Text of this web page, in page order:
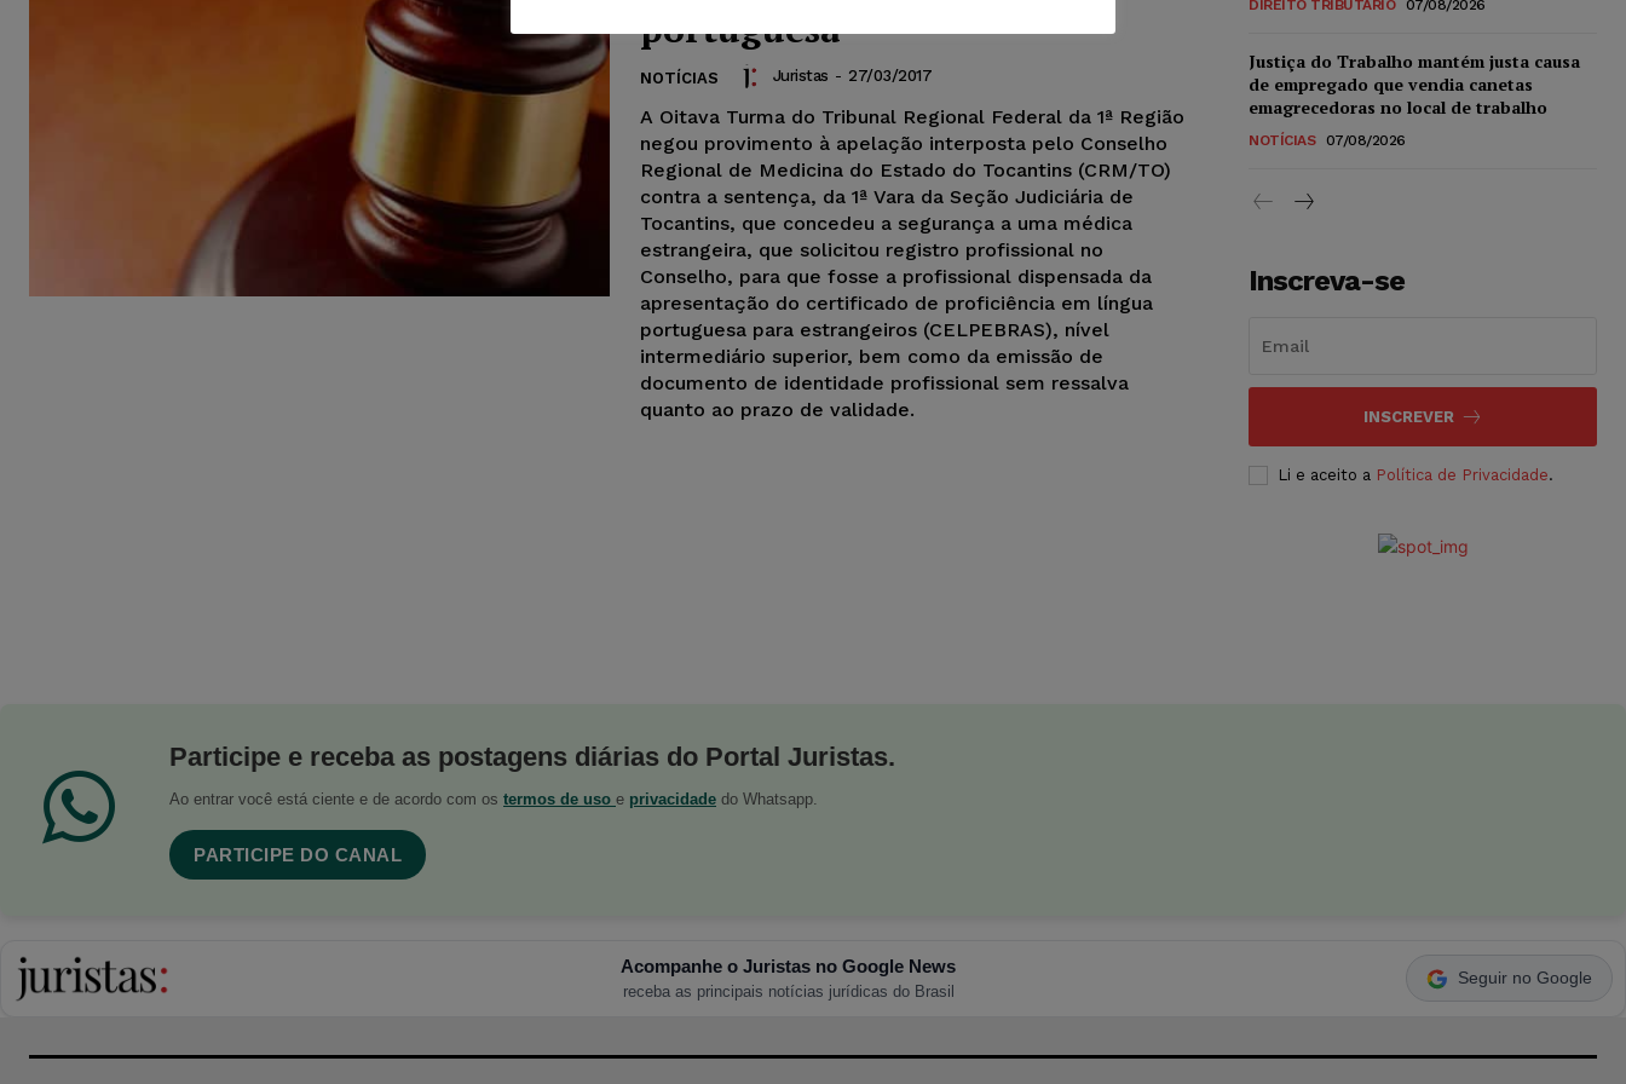
portuguesa
NOTÍCIAS Juristas - 27/03/2017
A Oitava Turma do Tribunal Regional Federal da 1ª Região
negou provimento à apelação interposta pelo Conselho
Regional de Medicina do Estado do Tocantins (CRM/TO)
contra a sentença, da 1ª Vara da Seção Judiciária de
Tocantins, que concedeu a segurança a uma médica
estrangeira, que solicitou registro profissional no
Conselho, para que fosse a profissional dispensada da
apresentação do certificado de proficiência em língua
portuguesa para estrangeiros (CELPEBRAS), nível
intermediário superior, bem como da emissão de
documento de identidade profissional sem ressalva
quanto ao prazo de validade.
DIREITO TRIBUTÁRIO 07/08/2026
Justiça do Trabalho mantém justa causa
de empregado que vendia canetas
emagrecedoras no local de trabalho
NOTÍCIAS 07/08/2026
Inscreva-se
INSCREVER
Li e aceito a Política de Privacidade.
Participe e receba as postagens diárias do Portal Juristas.
Ao entrar você está ciente e de acordo com os termos de uso e privacidade do Whatsapp.
PARTICIPE DO CANAL
Acompanhe o Juristas no Google News
receba as principais notícias jurídicas do Brasil
Seguir no Google